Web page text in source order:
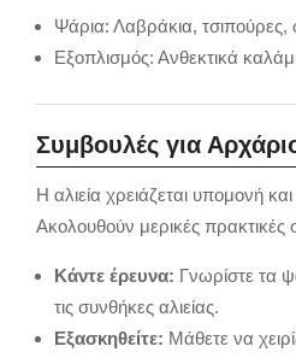
Ψάρια: Λαβράκια, τσιπούρες,
Εξοπλισμός: Ανθεκτικά
Συμβουλές για
Η αλιεία χρειάζεται υπομονή
Ακολουθούν μερικές πρακτικές
Κάντε έρευνα: Γνωρίστε τα
τις συνθήκες αλιείας.
Εξασκηθείτε: Μάθετε να